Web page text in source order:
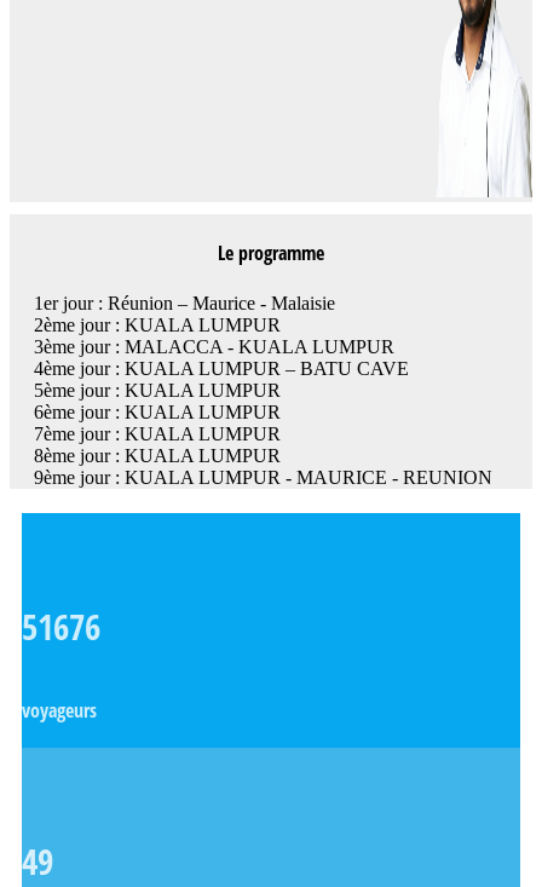
Le programme
1er jour : Réunion – Maurice - Malaisie
2ème jour : KUALA LUMPUR
3ème jour : MALACCA - KUALA LUMPUR
4ème jour : KUALA LUMPUR – BATU CAVE
5ème jour : KUALA LUMPUR
6ème jour : KUALA LUMPUR
7ème jour : KUALA LUMPUR
8ème jour : KUALA LUMPUR
9ème jour : KUALA LUMPUR - MAURICE - REUNION
51676
voyageurs
49